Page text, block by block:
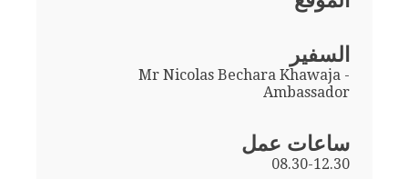
السفير
Mr Nicolas Bechara Khawaja -
Ambassador
ساعات عمل
08.30-12.30